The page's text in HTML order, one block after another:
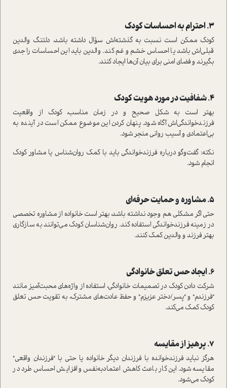
3. احترام به احساسات کودک
کودک ممکن است نسبت به گذشته‌اش سؤال داشته باشد، دلتنگ والدین
قبلی‌اش باشد یا احساس خشم و غم کند. والدین باید این احساسات را جدی
بگیرند و فضای امنی برای بیان آن‌ها ایجاد کنند.
4. شفافیت در مورد هویت کودک
بهتر است به شکل صحیح و در زمان مناسب، کودک از واقعیت
فرزندخواندگی‌اش آگاه شود. پنهان کردن این موضوع ممکن است در آینده به
بی‌اعتمادی و آسیب روانی منجر شود.
نکته: گفت‌وگو درباره فرزندخواندگی باید با کمک روان‌شناس یا مشاور کودک
انجام شود.
5. مشاوره و حمایت حرفه‌ای
حتی اگر مشکلی هم وجود نداشته باشد، بهتر است خانواده از مشاوره تخصصی
در زمینه فرزندخواندگی استفاده کند. روان‌شناسان کودک می‌توانند به سازگاری
بهتر فرزند و والدین کمک کنند.
6. ایجاد حس تعلق خانوادگی
شرکت دادن کودک در تصمیمات خانوادگی، استفاده از واژه‌های محبت‌آمیز مانند
"فرزندم" و "پسر/دختر عزیزم" و حفظ عادت‌های مشترک، به تقویت حس تعلق
کودک کمک می‌کند.
7. پرهیز از مقایسه
هرگز نباید فرزندخوانده با فرزندان دیگر خانواده یا حتی با "فرزندان واقعی"
مقایسه شود. این کار باعث کاهش اعتمادبه‌نفس و افزایش احساس طرد در
کودک می‌شود.